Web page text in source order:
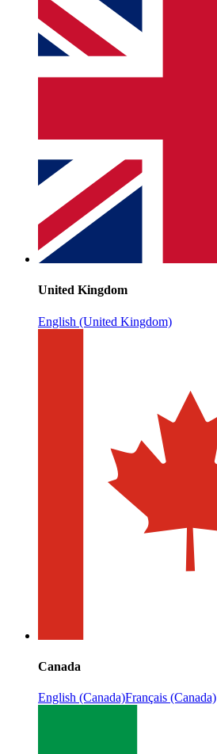
United Kingdom
English (United Kingdom)
Canada
English (Canada)Français (Canada)